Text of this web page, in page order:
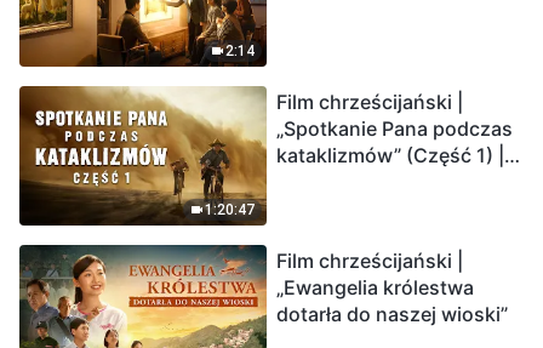
2:14
1:20:47
Film chrześcijański |
„Spotkanie Pana podczas
kataklizmów” (Część 1) |
Film chrześcijański |
„Ewangelia królestwa
dotarła do naszej wioski”